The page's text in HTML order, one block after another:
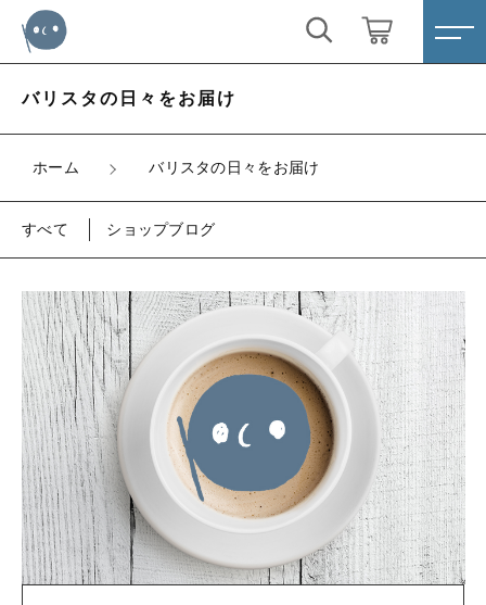
バリスタの日々をお届け
ホーム バリスタの日々をお届け
すべて ショップブログ
ログイン / 会員登録
お気に入り
深煎り
中深煎り
中煎り
浅煎り
新着商品
セール
キーワード検索
こだわり検索
子カテゴリ
価格帯
その他
在庫あり セール